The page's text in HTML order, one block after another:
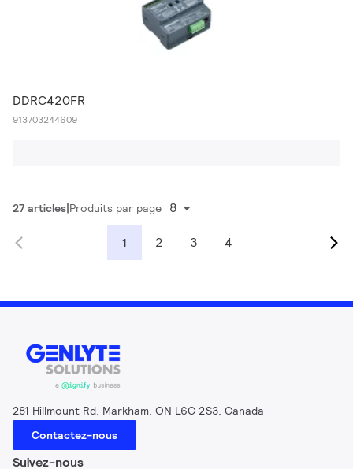
DDRC420FR
913703244609
27 articles Produits par page 8
1 2 3 4
281 Hillmount Rd, Markham, ON L6C 2S3, Canada
Contactez-nous
Suivez-nous